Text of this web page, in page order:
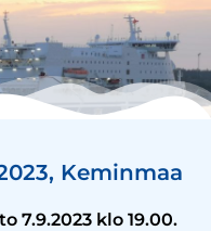
Keminmaa
7.9.2023 klo 19.00.